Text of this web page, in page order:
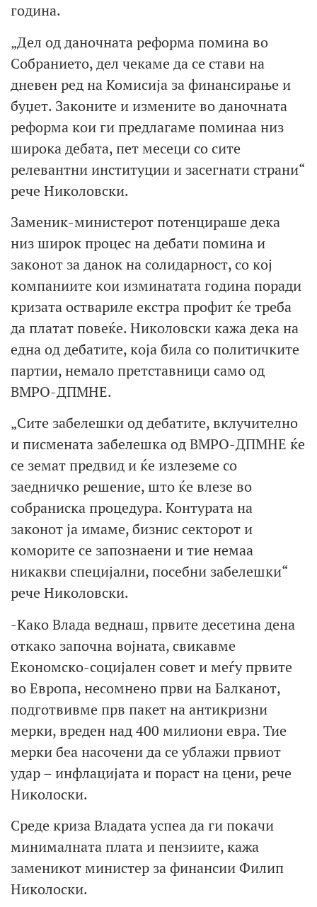
година.
„Дел од даночната реформа помина во
Собранието, дел чекаме да се стави на
дневен ред на Комисија за финансирање и
буџет. Законите и измените во даночната
реформа кои ги предлагаме поминаа низ
широка дебата, пет месеци со сите
релевантни институции и засегнати страни“
рече Николовски.
Заменик-министерот потенцираше дека
низ широк процес на дебати помина и
законот за данок на солидарност, со кој
компаниите кои изминатата година поради
кризата оствариле екстра профит ќе треба
да платат повеќе. Николовски кажа дека на
една од дебатите, која била со политичките
партии, немало претставници само од
ВМРО-ДПМНЕ.
„Сите забелешки од дебатите, вклучително
и писмената забелешка од ВМРО-ДПМНЕ ќе
се земат предвид и ќе излеземе со
заедничко решение, што ќе влезе во
собраниска процедура. Контурата на
законот ја имаме, бизнис секторот и
коморите се запознаени и тие немаа
никакви специјални, посебни забелешки“
рече Николовски.
-Како Влада веднаш, првите десетина дена
откако започна војната, свикавме
Економско-социјален совет и меѓу првите
во Европа, несомнено први на Балканот,
подготвивме прв пакет на антикризни
мерки, вреден над 400 милиони евра. Тие
мерки беа насочени да се ублажи првиот
удар – инфлацијата и пораст на цени, рече
Николоски.
Среде криза Владата успеа да ги покачи
минималната плата и пензиите, кажа
заменикот министер за финансии Филип
Николоски.